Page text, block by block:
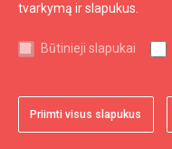
tvarkymą ir slapukus.
Būtinieji slapukai
Priimti visus slapukus